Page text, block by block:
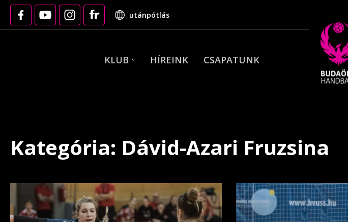
utánpótlás
KLUB HÍREINK CSAPATUNK
Kategória: Dávid-Azari Fruzsina